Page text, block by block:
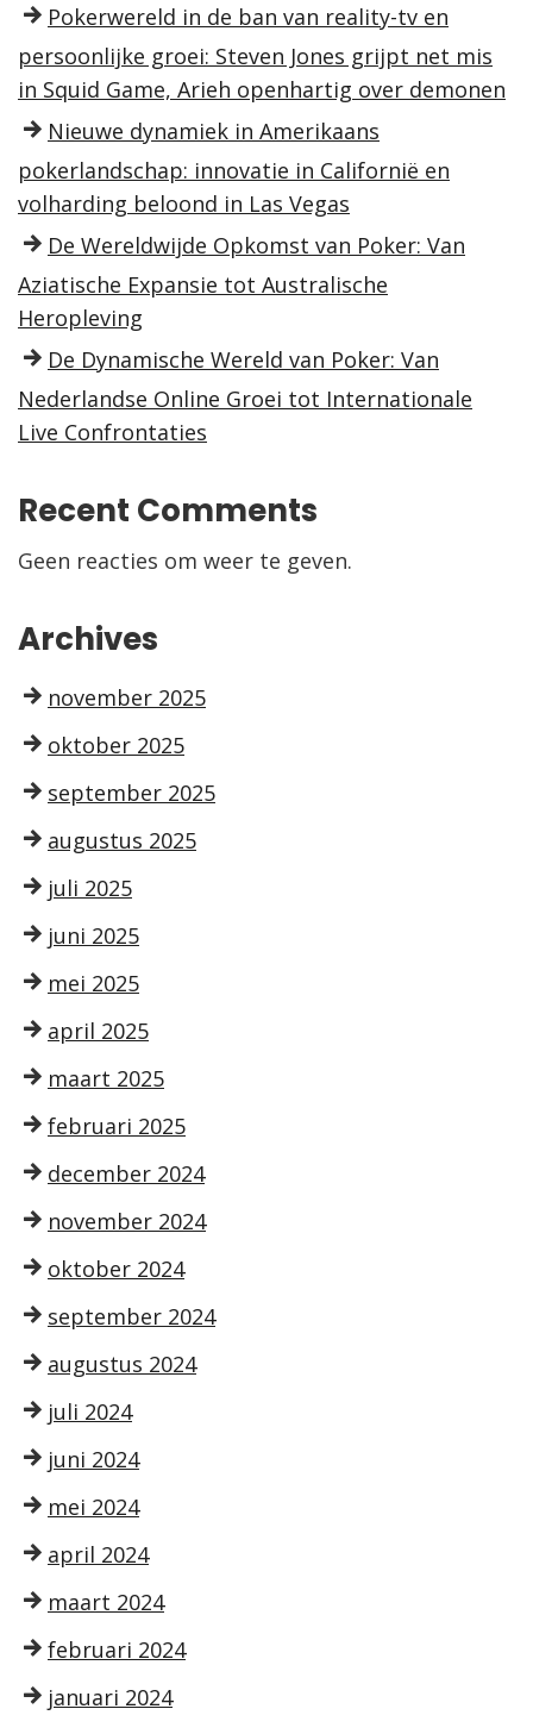
Pokerwereld in de ban van reality-tv en
persoonlijke groei: Steven Jones grijpt net mis
in Squid Game, Arieh openhartig over demonen
Nieuwe dynamiek in Amerikaans
pokerlandschap: innovatie in Californië en
volharding beloond in Las Vegas
De Wereldwijde Opkomst van Poker: Van
Aziatische Expansie tot Australische
Heropleving
De Dynamische Wereld van Poker: Van
Nederlandse Online Groei tot Internationale
Live Confrontaties
Recent Comments
Geen reacties om weer te geven.
Archives
november 2025
oktober 2025
september 2025
augustus 2025
juli 2025
juni 2025
mei 2025
april 2025
maart 2025
februari 2025
december 2024
november 2024
oktober 2024
september 2024
augustus 2024
juli 2024
juni 2024
mei 2024
april 2024
maart 2024
februari 2024
januari 2024